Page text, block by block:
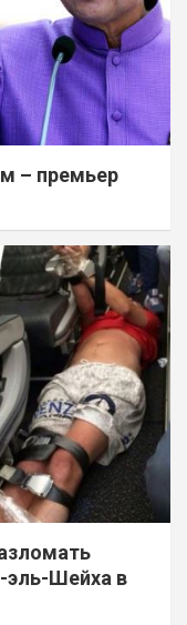
– премьер
эль-Шейха в